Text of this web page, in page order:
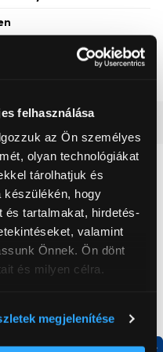
felhasználása
az Ön személyes
olyan technológiákat
tárolhatjuk és
készülékén, hogy
és tartalmakat, hirdetés-
valamint
Önnek. Ön dönt
és milyen célra.
pontossággal
megjelenítése